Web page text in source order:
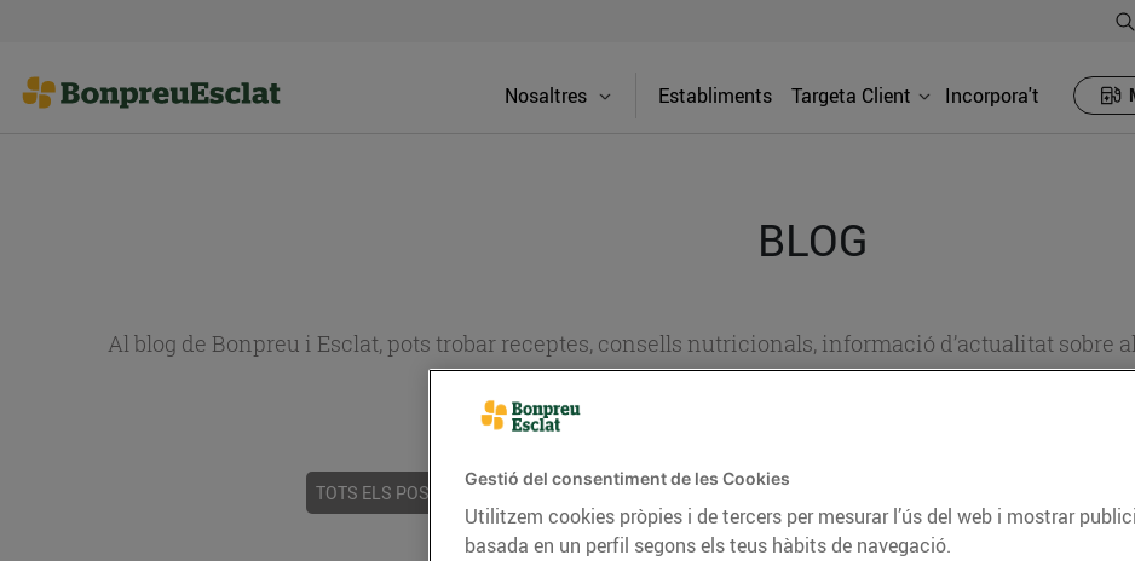
Nosaltres Establiments Targeta Client Incorpora't
BLOG
Al blog de Bonpreu i Esclat, pots trobar receptes, consells nutricionals, informació d’actualitat sobre
TOTS ELS POSTS ACTUALITAT CONSELLS I HÀBITS SALUDABLES
Gestió del consentiment de les Cookies
Utilitzem cookies pròpies i de tercers per mesurar l’ús del web i mostrar
basada en un perfil segons els teus hàbits de navegació.